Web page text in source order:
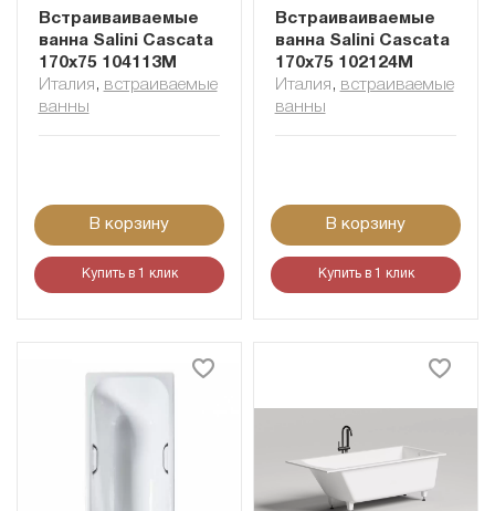
Встраиваиваемые
ванна Salini Cascata
170x75 104113M
Италия , встраиваемые
ванны
В корзину
Купить в 1 клик
Встраиваиваемые
ванна Salini Cascata
170x75 102124M
Италия , встраиваемые
ванны
В корзину
Купить в 1 клик